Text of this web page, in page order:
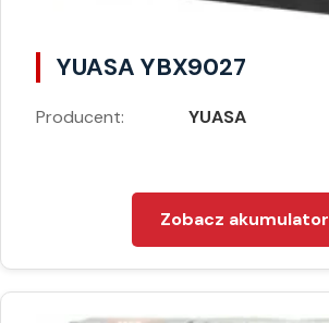
YUASA YBX9027
Producent: YUASA
Zobacz akumulator